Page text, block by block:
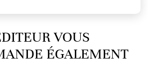
VOUS
ÉGALEMENT